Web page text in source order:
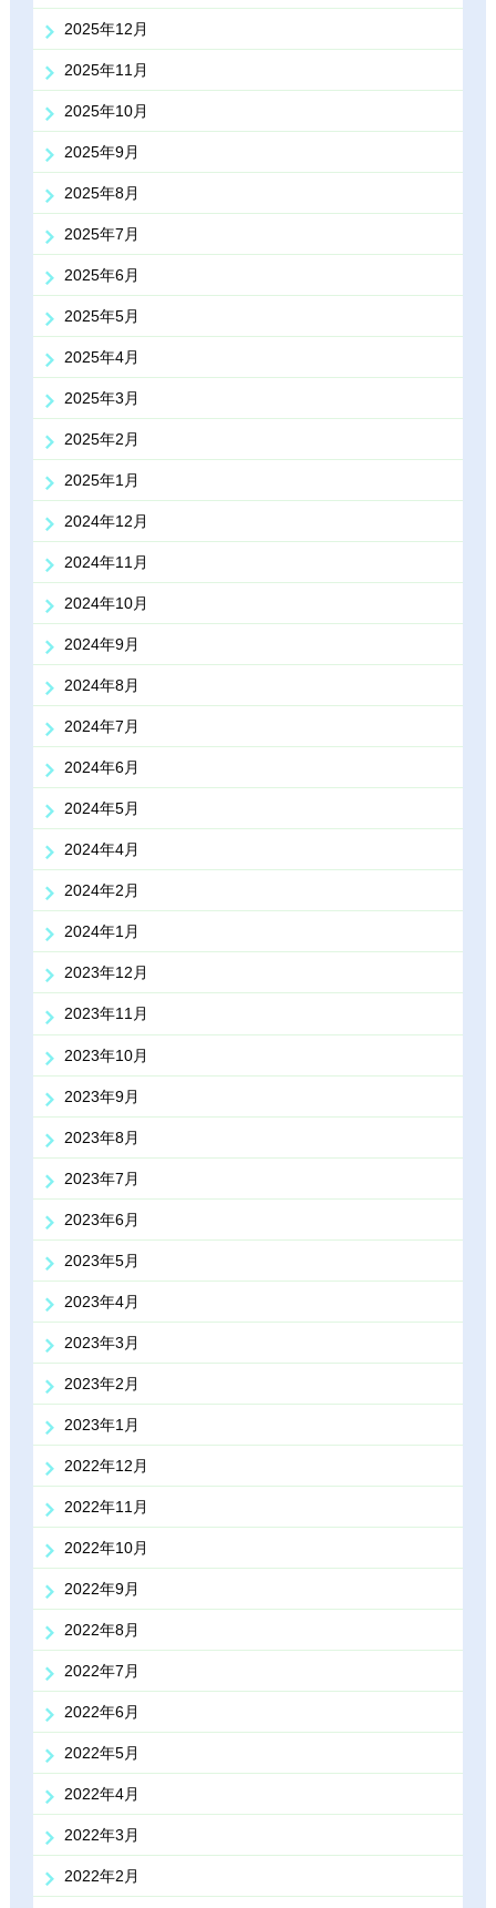
2025年12月
2025年11月
2025年10月
2025年9月
2025年8月
2025年7月
2025年6月
2025年5月
2025年4月
2025年3月
2025年2月
2025年1月
2024年12月
2024年11月
2024年10月
2024年9月
2024年8月
2024年7月
2024年6月
2024年5月
2024年4月
2024年2月
2024年1月
2023年12月
2023年11月
2023年10月
2023年9月
2023年8月
2023年7月
2023年6月
2023年5月
2023年4月
2023年3月
2023年2月
2023年1月
2022年12月
2022年11月
2022年10月
2022年9月
2022年8月
2022年7月
2022年6月
2022年5月
2022年4月
2022年3月
2022年2月